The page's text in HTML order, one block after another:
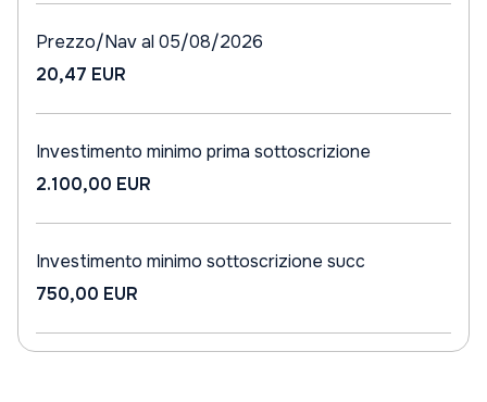
Prezzo/Nav al 05/08/2026
20,47 EUR
Investimento minimo prima sottoscrizione
2.100,00 EUR
Investimento minimo sottoscrizione succ
750,00 EUR